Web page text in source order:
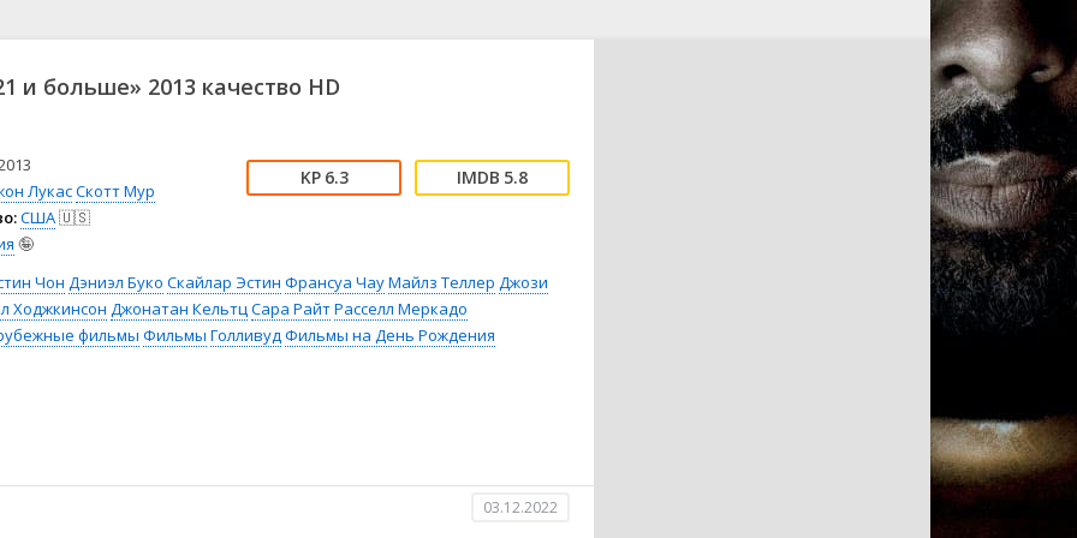
👨‍💼 Новости
тв
😱 Ужасы
🤠 Фильм-нуар
🧝‍♂️ Фэнтези
и больше» 2013 качество HD
ЛукасСкотт Мур
США🇺🇸
🤪
6.3 5.8
Чон Дэниэл Буко Скайлар Эстин Франсуа ЧауМайлз Теллер Джози
Ходжкинсон Джонатан КельтцСара РайтРасселл Меркадо
фильмы Фильмы ГолливудФильмы на День Рождения
03.12.2022